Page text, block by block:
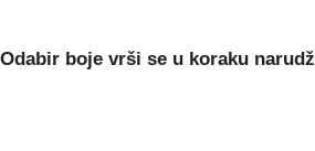
Odabir boje vrši se u koraku